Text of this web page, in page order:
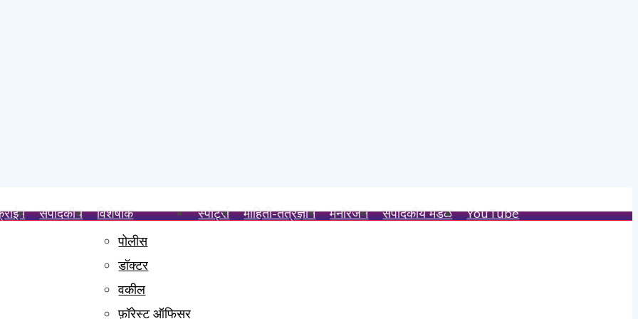
संपादकीय
विशेषांक
पोलीस
डॉक्टर
वकील
फ़ॉरेस्ट ऑफिसर
स्पोर्ट्स माहिती-तंत्रज्ञान मनोरंजन संपादकीय मंडळ YouTube
रुग्णवाहिकेचे लोकार्पण; विद्यार्थ्यांना वह्या व गणवेशांचे वाटप; निवडणुकीत दिलेले एक वचन पूर्ण केले – अविनाश नलावडे
भेट; समाजसेवक संतोष खाडे व उद्योजक रामनारायण मिश्रा यांचे विशेष सहकार्य.
प्रमुखपदाची जबाबदारी